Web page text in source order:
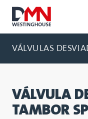
VÁLVULAS
VÁLVULA
TAMBOR